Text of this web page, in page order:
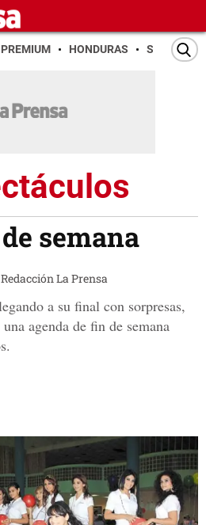
PREMIUM HONDURAS SAN PEDRO
semana
Redacción La Prensa
a su final con sorpresas,
agenda de fin de semana